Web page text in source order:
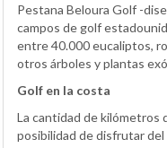
Pestana Beloura Golf -
campos de golf
entre 40.000 eucaliptos,
otros árboles y plantas
Golf en la costa
La cantidad de kilómetros
posibilidad de disfrutar del